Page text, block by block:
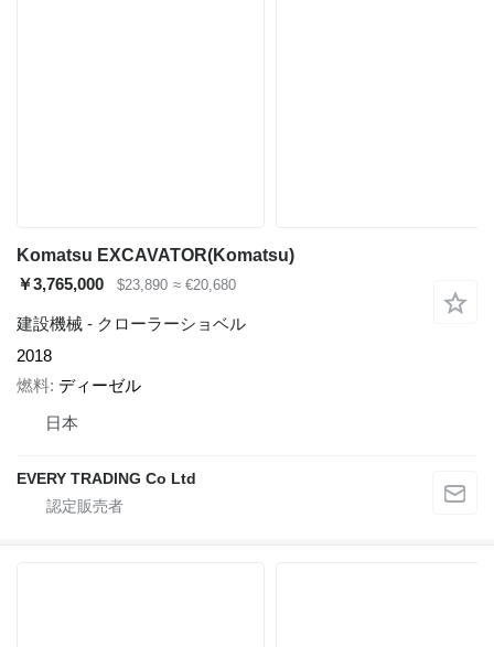
Komatsu EXCAVATOR(Komatsu)
￥3,765,000
$23,890 ≈ €20,680
建設機械 - クローラーショベル
2018
燃料 ディーゼル
日本
EVERY TRADING Co Ltd